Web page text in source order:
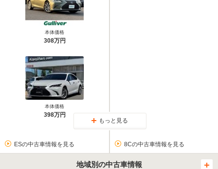
本体価格
308万円
本体価格
398万円
もっと見る
ESの中古車情報を見る 8Cの中古車情報を見る
地域別の中古車情報